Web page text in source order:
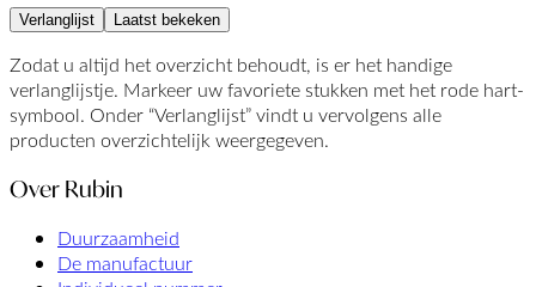
Verlanglijst Laatst bekeken
Zodat u altijd het overzicht behoudt, is er het handige
verlanglijstje. Markeer uw favoriete stukken met het rode hart-
symbool. Onder “Verlanglijst” vindt u vervolgens alle
producten overzichtelijk weergegeven.
Over Rubin
Duurzaamheid
De manufactuur